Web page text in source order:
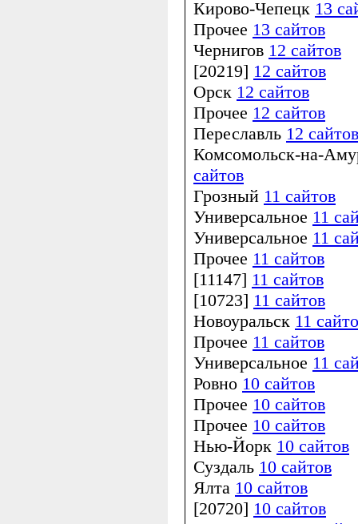
Кирово-Чепецк 13
Прочее 13 сайтов
Чернигов 12 сайтов
[20219] 12 сайтов
Орск 12 сайтов
Прочее 12 сайтов
Переславль 12 сайтов
Комсомольск-на-
сайтов
Грозный 11 сайтов
Универсальное 11
Универсальное 11
Прочее 11 сайтов
[11147] 11 сайтов
[10723] 11 сайтов
Новоуральск 11
Прочее 11 сайтов
Универсальное 11
Ровно 10 сайтов
Прочее 10 сайтов
Прочее 10 сайтов
Нью-Йорк 10 сайтов
Суздаль 10 сайтов
Ялта 10 сайтов
[20720] 10 сайтов